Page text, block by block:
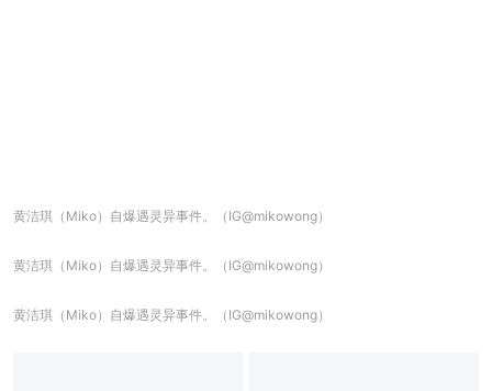
黄洁琪（Miko）自爆遇灵异事件。（IG@mikowong）
黄洁琪（Miko）自爆遇灵异事件。（IG@mikowong）
黄洁琪（Miko）自爆遇灵异事件。（IG@mikowong）